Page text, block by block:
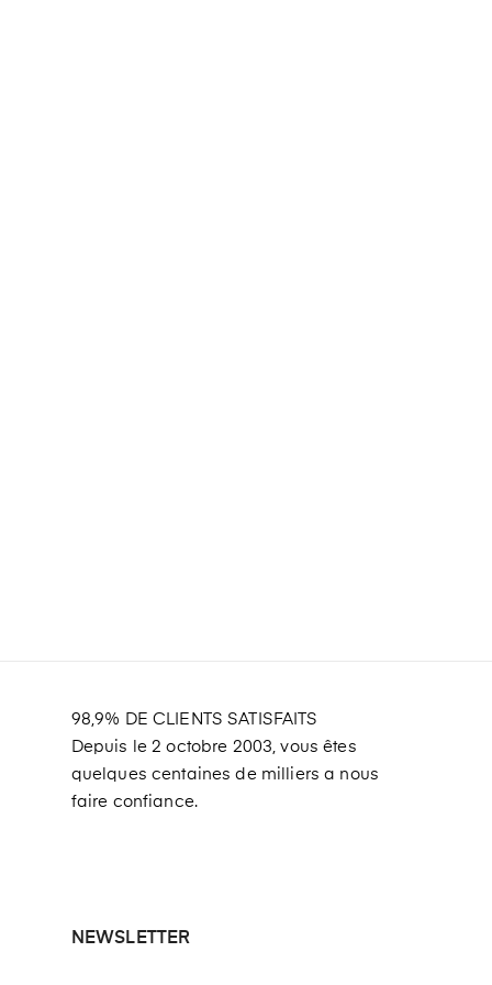
98,9% DE CLIENTS SATISFAITS
Depuis le 2 octobre 2003, vous êtes
quelques centaines de milliers a nous
faire confiance.
NEWSLETTER